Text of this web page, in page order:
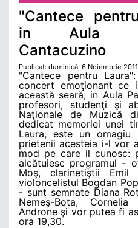
"Cantece
in Aula
Cantacuzino
Publicat: duminică, 6 Noiembrie
"Cantece pentru
concert emoţionant ce
această seară, in Aula
profesori, studenţi şi
Naţionale de Muzică
dedicat memoriei unei
Laura, este un
prietenii acesteia i-l vor
mod pe care il cunosc:
alcătuiesc programul -
Moş, clarinetiştii Emil
violoncelistul Bogdan
- sunt semnate Diana
Nemeş-Bota,
Androne şi vor putea fi
ora 19,30.